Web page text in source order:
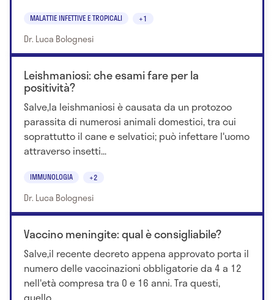
Interna e Gastroenterologia presso l'Università di
Bologna
- 1998 Corso di Perfezionamento in Ecotomografia
interventistica presso l'Università di Pisa, Scuola
SIUMB
- 2011 Corso base di Ecografia Muscolo-Scheletrica
ed imaging integrato (41 C.F. ECM) Scuola
Permanente di Ecografia Muscolo Scheletrica
- 2012 Corso di Perfezionamento in Ecodoppler –
- 2012 Corso Ecocolordoppler Vasi
cerebroafferenti, Venoso ed Arterioso periferico
Società Italiana Diagnostica Vascolare
- 2014 Corso di Perfezionamento in Ecodoppler (II
livello) - Dipartimento Medicina Università di
Bologna
- 2005 Corso di Perfezionamento in Bioetica (base)
MALATTIE INFETTIVE E TROPICALI +1
Dr. Luca Bolognesi
Leishmaniosi: che esami fare per la
positività?
Salve,la leishmaniosi è causata da un protozoo
parassita di numerosi animali domestici, tra cui
soprattutto il cane e selvatici; può infettare l'uomo
attraverso insetti...
IMMUNOLOGIA +2
Dr. Luca Bolognesi
Vaccino meningite: qual è consigliabile?
Salve,il recente decreto appena approvato porta il
numero delle vaccinazioni obbligatorie da 4 a 12
nell'età compresa tra 0 e 16 anni. Tra questi,